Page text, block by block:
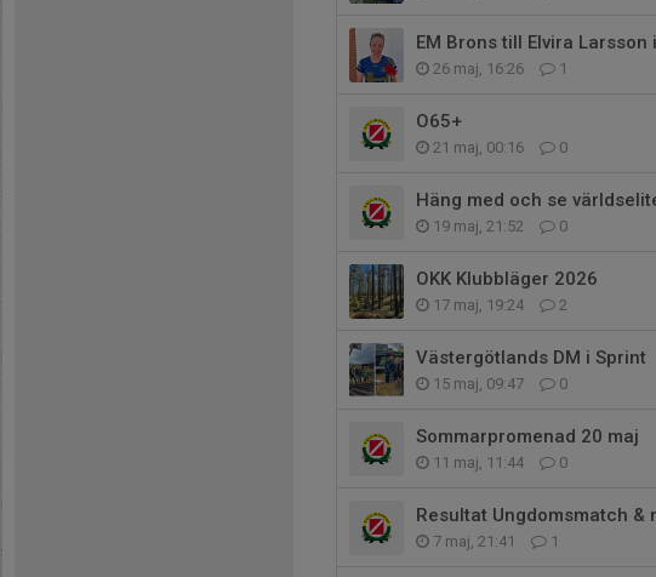
EM Brons till Elvira
26 maj, 16:26 1
O65+
21 maj, 00:16 0
Häng med och se
19 maj, 21:52 0
OKK Klubbläger 2026
17 maj, 19:24 2
Västergötlands DM i Sprint
15 maj, 09:47 0
Sommarpromenad 20 maj
11 maj, 11:44 0
Resultat Ungdomsmatch &
7 maj, 21:41 1